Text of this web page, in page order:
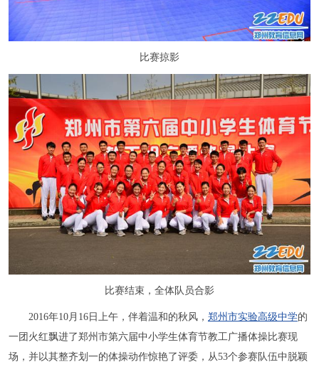
比赛掠影
比赛结束，全体队员合影
2016年10月16日上午，伴着温和的秋风， 郑州市实验高级中学的
一团火红飘进了郑州市第六届中小学生体育节教工广播体操比赛现
场，并以其整齐划一的体操动作惊艳了评委，从53个参赛队伍中脱颖